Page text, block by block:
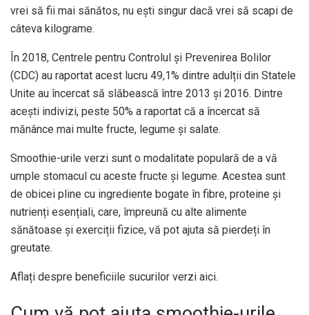
vrei să fii mai sănătos, nu ești singur dacă vrei să scapi de
câteva kilograme.
În 2018, Centrele pentru Controlul și Prevenirea Bolilor
(CDC) au raportat acest lucru 49,1% dintre adulții din Statele
Unite au încercat să slăbească între 2013 și 2016. Dintre
acești indivizi, peste 50% a raportat că a încercat să
mănânce mai multe fructe, legume și salate.
Smoothie-urile verzi sunt o modalitate populară de a vă
umple stomacul cu aceste fructe și legume. Acestea sunt
de obicei pline cu ingrediente bogate în fibre, proteine ​​și
nutrienți esențiali, care, împreună cu alte alimente
sănătoase și exerciții fizice, vă pot ajuta să pierdeți în
greutate.
Aflați despre beneficiile sucurilor verzi aici.